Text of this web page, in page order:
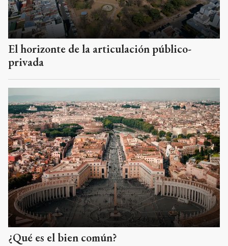
El horizonte de la articulación público-
privada
¿Qué es el bien común?